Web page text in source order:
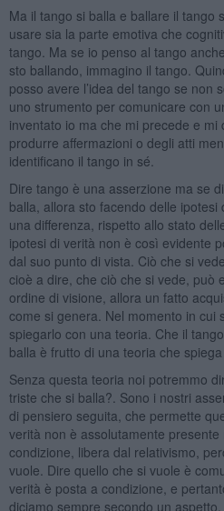
Ma il tango si balla e ballare il tango
usare sia la parte emotiva che
tango. Ma se io penso al tango
sto ballando, immagino il tango.
posso avere l’idea del tango se non
uno strumento per comunicare con
inventato io ma che mi precede e
produrre affermazioni o degli atti
identificano il tango in sé.
Dire tango è una asserzione ma se
balla, allora sto facendo delle
una differenza, rispetto allo stato
ipotesi di verità non è così evidente
dal suo punto di vista. Ciò che si
cioè a dire, che ciò che si vede, può
ordine di visione, allora un fatto
come si genera. Nel momento in cui
spiegarlo con una teoria. Che il
balla è frutto di una teoria che spiega
Senza questa teoria noi potremmo
triste che si balla?. Sono i nostri
di pensiero seguita, che permette
verità non è assolutamente
condizione, libera dal relativismo,
vuole. Dire quello che si vuole è
verità è posta a condizione, e
diciamo sempre secondo un aspetto.